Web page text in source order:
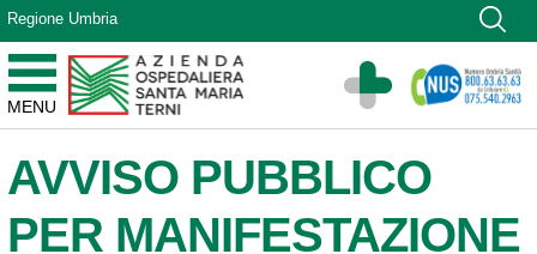
Vai ai contenuti
Vai al menu di navigazione
Vai al footer
Regione Umbria
MENU
Azienda Ospedaliera Santa Maria di Terni
Sito Istituzionale
AVVISO PUBBLICO
PER MANIFESTAZIONE